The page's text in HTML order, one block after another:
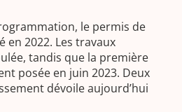
le permis de
en 2022. Les travaux
tandis que la première
posée en juin 2023. Deux
dévoile aujourd’hui